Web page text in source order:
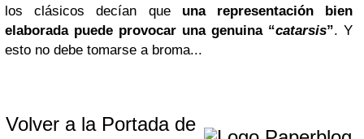
los clásicos decían que una representación bien
elaborada puede provocar una genuina “catarsis”. Y
esto no debe tomarse a broma...
Volver a la Portada de